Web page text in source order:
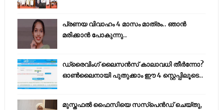
പ്രണയ വിവാഹം 4 മാസം മാത്രം.. ഞാൻ
മരിക്കാൻ പോകുന്നു..
ഡ്രൈവിംഗ് ലൈസൻസ് കാലാവധി തീർന്നോ?
ഓൺലൈനായി പുതുക്കാം ഈ 4 സ്റ്റെപ്പിലൂടെ..
മുസ്തഫൽ ഫൈസിയെ സസ്‌പെൻഡ് ചെയ്തു,